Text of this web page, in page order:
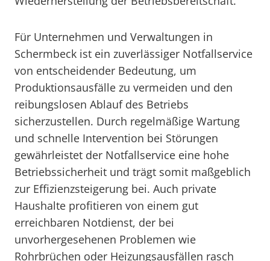
Für Unternehmen und Verwaltungen in
Schermbeck ist ein zuverlässiger Notfallservice
von entscheidender Bedeutung, um
Produktionsausfälle zu vermeiden und den
reibungslosen Ablauf des Betriebs
sicherzustellen. Durch regelmäßige Wartung
und schnelle Intervention bei Störungen
gewährleistet der Notfallservice eine hohe
Betriebssicherheit und trägt somit maßgeblich
zur Effizienzsteigerung bei. Auch private
Haushalte profitieren von einem gut
erreichbaren Notdienst, der bei
unvorhergesehenen Problemen wie
Rohrbrüchen oder Heizungsausfällen rasch